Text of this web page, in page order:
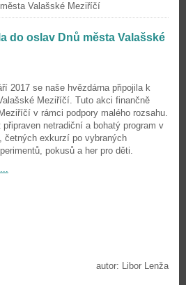
Valašské Meziříčí
do oslav Dnů města Valašské
2017 se naše hvězdárna připojila k
Meziříčí. Tuto akci finančně
v rámci podpory malého rozsahu.
netradiční a bohatý program v
četných exkurzí po vybraných
pokusů a her pro děti.
autor: Libor Lenža